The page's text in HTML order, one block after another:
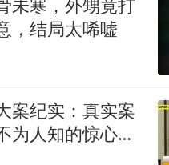
未寒，外甥竟打
，结局太唏嘘
案纪实：真实案
为人知的惊心真